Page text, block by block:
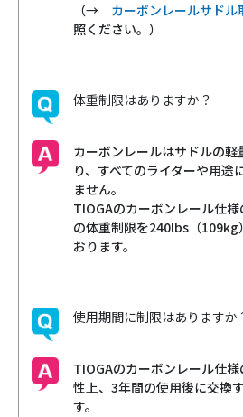
（→ カーボンレールサドル
照ください。）
体重制限はありますか？
カーボンレールはサドルの軽
り、すべてのライダーや用途
ません。
TIOGAのカーボンレール仕
の体重制限を240lbs（109kg
おります。
使用期間に制限はありますか
TIOGAのカーボンレール仕
性上、3年間の使用後に交換
す。